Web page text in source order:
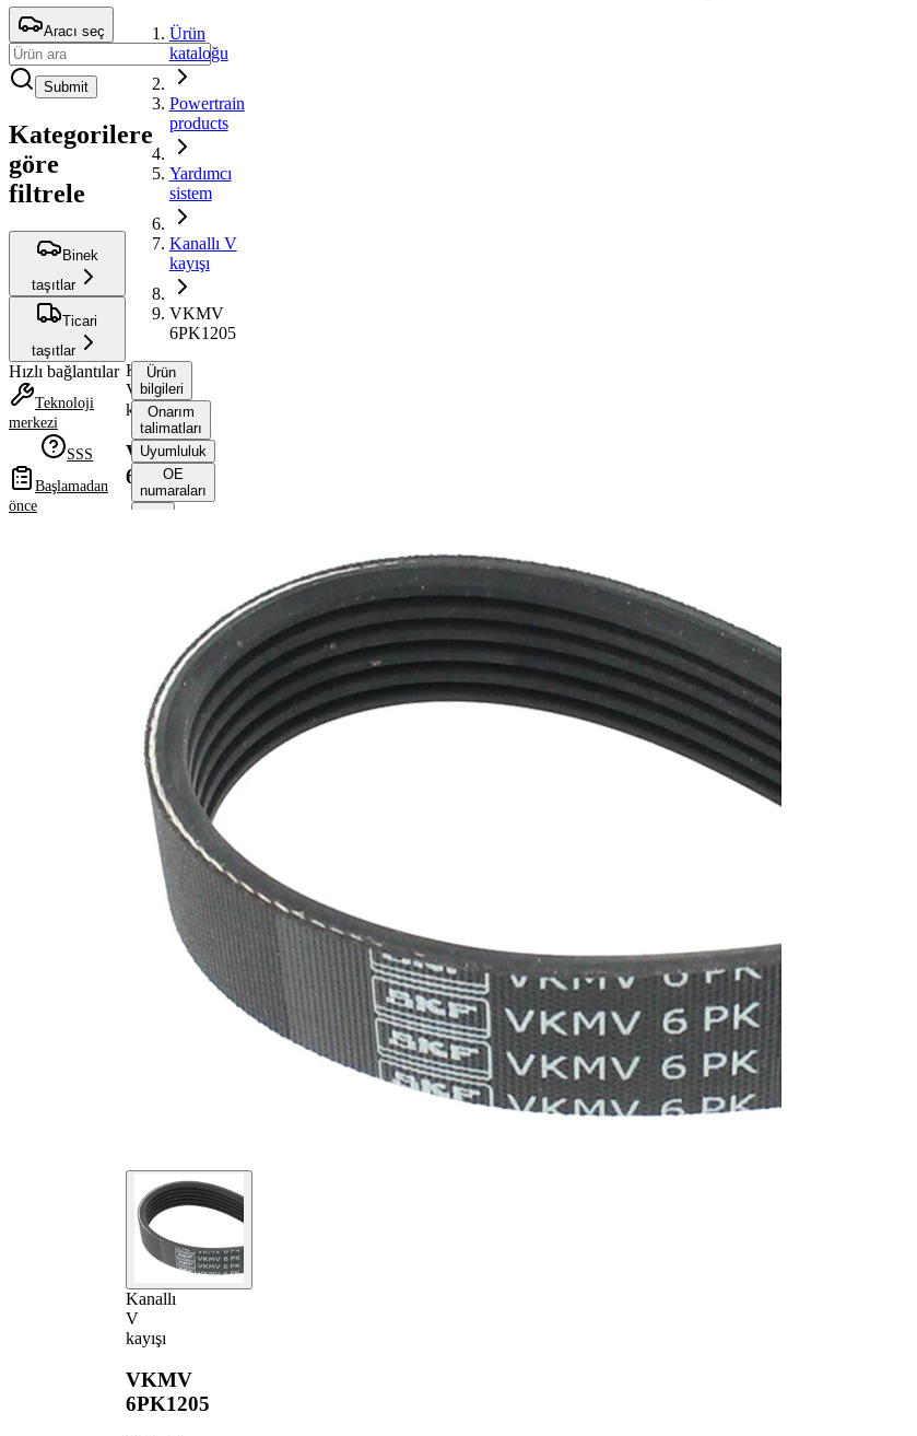
Aracı seç
Submit
Kategorilere
göre
filtrele
Binek
taşıtlar
Ticari
taşıtlar
Hızlı bağlantılar
Teknoloji
merkezi
SSS
Başlamadan
önce
Ürün
kataloğu
Powertrain
products
Yardımcı
sistem
Kanallı V
kayışı
VKMV
6PK1205
Kanallı
V
kayışı
VKMV
6PK1205
Kanallı
V
kayışı
VKMV
6PK1205
Ürün
bilgileri
Onarım
talimatları
Uyumluluk
OE
numaraları
mm
Genişlik
21,36
mm
Renk
siyah
Kaburga
sayısı
6
SVHC
SVHC
maddesi
mevcut
değil!
Kayış
malzemesi
EPDM
(Etilen
Propilen
Dien
Kauçuk)